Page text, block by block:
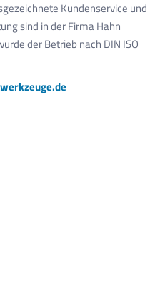
Kundenservice und
sind in der Firma Hahn
der Betrieb nach DIN ISO